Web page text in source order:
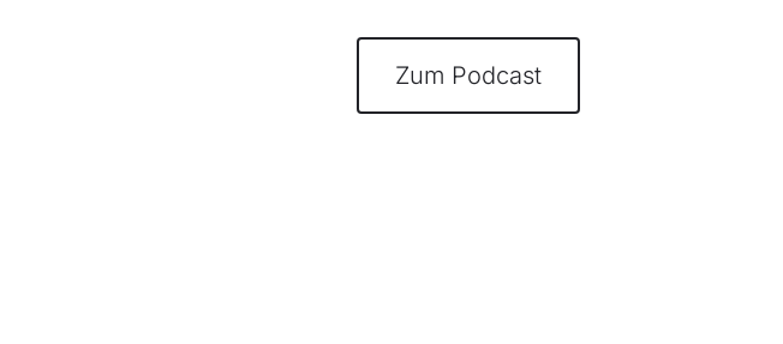
Zum Podcast